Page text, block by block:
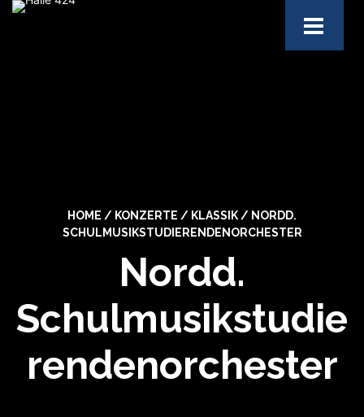
HOME / KONZERTE / KLASSIK / NORDD.
SCHULMUSIKSTUDIERENDENORCHESTER
Nordd.
Schulmusikstudie
Rendenorchester